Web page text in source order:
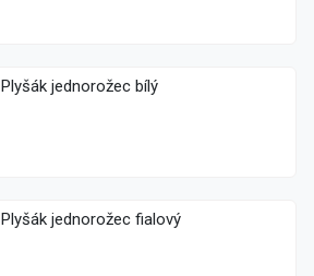
Plyšák jednorožec bílý
Plyšák jednorožec fialový